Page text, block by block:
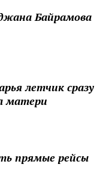
Байрамова
летчик сразу
матери
прямые рейсы